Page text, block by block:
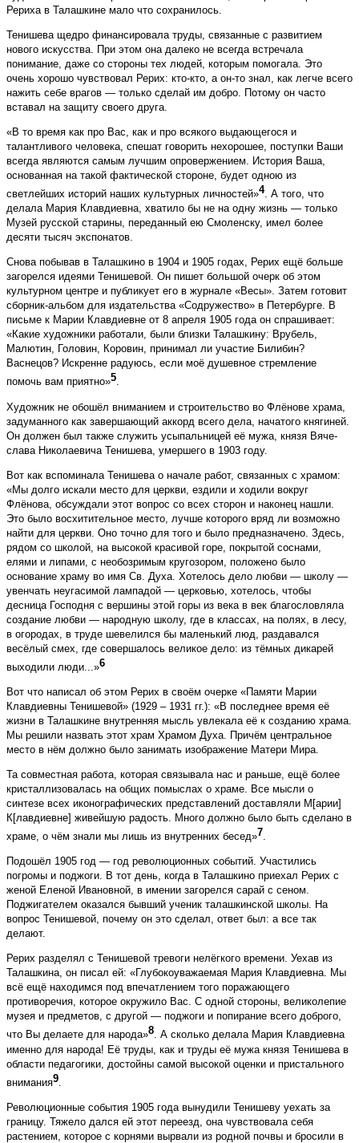
Рериха в Талашкине мало что сохранилось.
Тенишева щедро финансировала труды, связанные с развитием
нового искусства. При этом она далеко не всегда встречала
понимание, даже со стороны тех людей, которым помогала. Это
очень хорошо чувствовал Рерих: кто-кто, а он-то знал, как легче всего
нажить себе врагов — только сделай им добро. Потому он часто
вставал на защиту своего друга.
«В то время как про Вас, как и про всякого выдающегося и
талантливого человека, спешат говорить нехорошее, поступки Ваши
всегда являются самым лучшим опровержением. История Ваша,
основанная на такой фактической стороне, будет одною из
светлейших историй наших культурных личностей»4. А того, что
делала Мария Клавдиевна, хватило бы не на одну жизнь — только
Музей русской старины, переданный ею Смоленску, имел более
десяти тысяч экс­понатов.
Снова побывав в Талашкино в 1904 и 1905 годах, Рерих ещё больше
загорелся идеями Тенишевой. Он пишет большой очерк об этом
культурном центре и публикует его в журнале «Весы». Затем готовит
сборник-альбом для издательства «Содружество» в Петербурге. В
письме к Марии Клавдиевне от 8 апреля 1905 года он спрашивает:
«Какие художники работали, были близки Талашкину: Врубель,
Малютин, Головин, Коровин, принимал ли участие Билибин?
Васнецов? Искренне радуюсь, если моё душевное стремление
помочь вам приятно»5.
Художник не обошёл вниманием и строительство во Флёнове храма,
задуманного как завершающий аккорд всего дела, начатого княгиней.
Он должен был также служить усыпальницей её мужа, князя Вяче­
слава Николаевича Тенишева, умершего в 1903 году.
Вот как вспоминала Тенишева о начале работ, связанных с храмом:
«Мы долго искали место для церкви, ездили и ходили вокруг
Флёнова, обсуждали этот вопрос со всех сторон и наконец нашли.
Это было восхитительное место, лучше которого вряд ли возможно
найти для церкви. Оно точно для того и было предназначено. Здесь,
рядом со школой, на высокой красивой горе, покрытой соснами,
елями и липами, с необозримым кругозором, положено было
основание храму во имя Св. Духа. Хотелось дело любви — школу —
увенчать неугасимой лампадой — церковью, хотелось, чтобы
десница Господня с вершины этой горы из века в век благословляла
создание любви — народную школу, где в классах, на полях, в лесу,
в огородах, в труде шевелился бы маленький люд, раздавался
весёлый смех, где совершалось великое дело: из тёмных дикарей
выходили люди...»6
Вот что написал об этом Рерих в своём очерке «Памяти Марии
Клавдиевны Тенишевой» (1929 – 1931 гг.): «В последнее время её
жизни в Талашкине внутренняя мысль увлекала её к созданию храма.
Мы решили назвать этот храм Храмом Духа. Причём центральное
место в нём должно было занимать изображение Матери Мира.
Та совместная работа, которая связывала нас и раньше, ещё более
кристаллизовалась на общих помыслах о храме. Все мысли о
синтезе всех иконографических представлений доставляли М[арии]
К[лавдиевне] живейшую радость. Много должно было быть сделано в
храме, о чём знали мы лишь из внутренних бесед»7.
Подошёл 1905 год — год революционных событий. Участились
погромы и поджоги. В тот день, когда в Талашкино приехал Рерих с
женой Еленой Ивановной, в имении загорелся сарай с сеном.
Поджигателем оказался бывший ученик талашкинской школы. На
вопрос Тенишевой, почему он это сделал, ответ был: а все так
делают.
Рерих разделял с Тенишевой тревоги нелёгкого времени. Уехав из
Талашкина, он писал ей: «Глубоко­уважаемая Мария Клавдиевна. Мы
всё ещё находимся под впечатлением того поражающего
противоречия, которое окружило Вас. С одной стороны, великолепие
музея и предметов, с другой — поджоги и попирание всего доброго,
что Вы делаете для народа»8. А сколько делала Мария Клавдиевна
именно для народа! Её труды, как и труды её мужа князя Тенишева в
области педагогики, достойны самой высокой оценки и пристального
внимания9
Революционные события 1905 года вынудили Тенишеву уехать за
границу. Тяжело дался ей этот переезд, она чувствовала себя
растением, которое с корнями вырвали из родной почвы и бросили в